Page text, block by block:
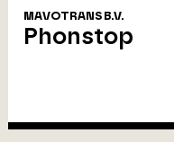
MAVOTRANS B.V.
Phonstop